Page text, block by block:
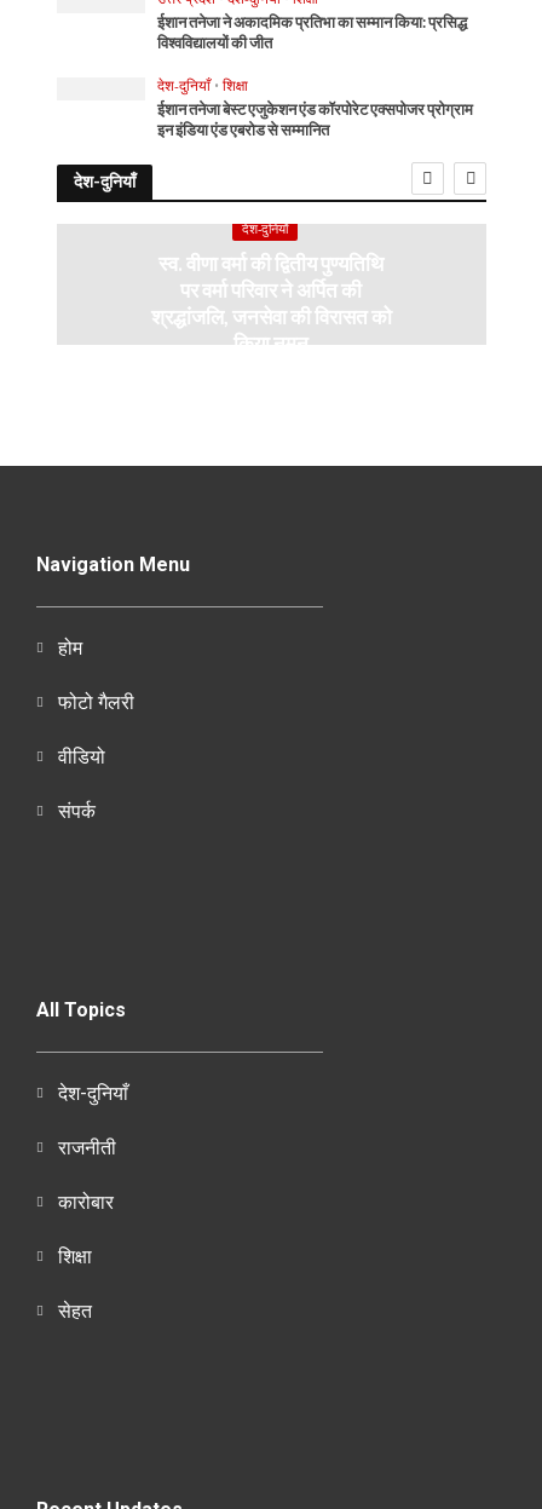
ईशान तनेजा ने अकादमिक प्रतिभा का सम्मान किया: प्रसिद्ध
विश्वविद्यालयों की जीत
देश-दुनियाँ • शिक्षा
ईशान तनेजा बेस्ट एजुकेशन एंड कॉरपोरेट एक्सपोजर प्रोग्राम
इन इंडिया एंड एबरोड से सम्मानित
देश-दुनियाँ
देश-दुनियाँ
स्व. वीणा वर्मा की द्वितीय पुण्यतिथि
पर वर्मा परिवार ने अर्पित की
श्रद्धांजलि, जनसेवा की विरासत को
किया नमन
Navigation Menu
होम
फोटो गैलरी
वीडियो
संपर्क
All Topics
देश-दुनियाँ
राजनीती
कारोबार
शिक्षा
सेहत